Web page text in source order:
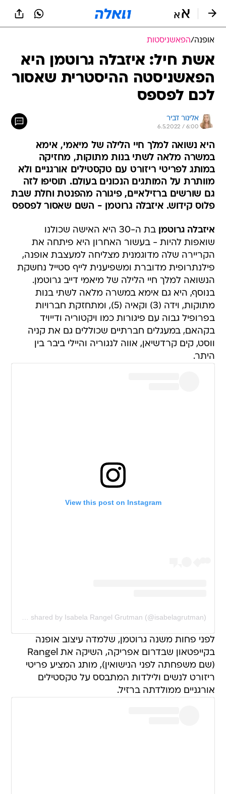
אופנה/הפאשניסטות
אשת חיל: איזבלה גרוטמן היא
הפאשניסטה ההיסטרית שאסור
לכם לפספס
אלינור דביר
6.5.2022 / 6:00
היא נשואה למלך חיי הלילה של מיאמי, אימא
במשרה מלאה לשתי בנות מתוקות, מחזיקה
במותג לפריטי ריזורט עם טקסטילים אורגניים ולא
מוותרת על המותגים הנכונים בעולם. תוסיפו לזה
גם שורשים ברזילאיים, פיגורה מהפנטת וחלת שבת
פלוס קידוש. איזבלה גרוטמן - השם שאסור לפספס
איזבלה גרוטמן
בת ה-30 היא האישה שכולנו
שואפות להיות - בעשור האחרון היא פיתחה את
הקריירה שלה מדוגמנית מצליחה למעצבת אופנה,
פילנתרופית מדוברת ומשפיענית לייף סטייל נחשקת
הנשואה למלך חיי הלילה של מיאמי דייב גרוטמן.
בנוסף, היא גם אימא במשרה מלאה לשתי בנות
מתוקות, וידה (3) וקאיה (5), ומתחזקת חברויות
בפרופיל גבוה עם פיגורות כמו ויקטוריה ודייויד
בקהאם, במעגלים חברתיים שכוללים גם את קניה
ווסט, קים קרדשיאן, אווה לנגוריה והיילי ביבר בין
היתר.
View this post on Instagram
לפני פחות משנה גרוטמן, שלמדה עיצוב אופנה
בקייפטאון שבדרום אפריקה, השיקה את Rangel
(שם משפחתה לפני הנישואין), מותג המציע פריטי
ריזורט לנשים ולילדות המתבסס על טקסטילים
אורגניים ממולדתה ברזיל.